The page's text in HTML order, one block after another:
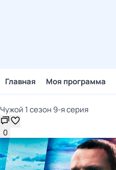
Главная Моя программа
Чужой 1 сезон 9-я серия
0